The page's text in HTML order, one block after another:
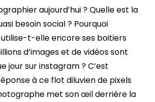
aujourd’hui ? Quelle est la
besoin social ? Pourquoi
t-elle encore ses boitiers
d’images et de vidéos sont
jour sur instagram ? C’est
à ce flot diluvien de pixels
met son œil derrière la